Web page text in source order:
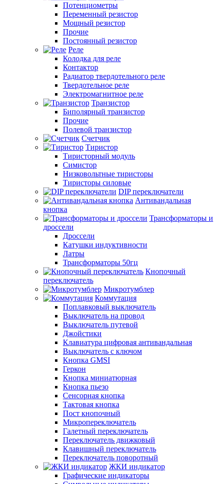
Потенциометры
Переменный резистор
Мощный резистор
Прочие
Постоянный резистор
Реле
Колодка для реле
Контактор
Радиатор твердотельного реле
Твердотельное реле
Электромагнитное реле
Транзистор
Биполярный транзистор
Прочие
Полевой транзистор
Счетчик
Тиристор
Тиристорный модуль
Симистор
Низковольтные тиристоры
Тиристоры силовые
DIP переключатели
Антивандальная
кнопка
Трансформаторы и
дроссели
Дроссели
Катушки индуктивности
Латры
Трансформаторы 50гц
Кнопочный
переключатель
Микротумблер
Коммутация
Поплавковый выключатель
Выключатель на провод
Выключатель путевой
Джойстики
Клавиатура цифровая антивандальная
Выключатель с ключом
Кнопка GMSI
Геркон
Кнопка миниатюрная
Кнопка пьезо
Сенсорная кнопка
Тактовая кнопка
Пост кнопочный
Микропереключатель
Галетный переключатель
Переключатель движковый
Клавишный переключатель
Переключатель поворотный
ЖКИ индикатор
Графические индикаторы